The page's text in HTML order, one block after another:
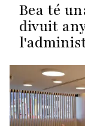
Bea té
divuit